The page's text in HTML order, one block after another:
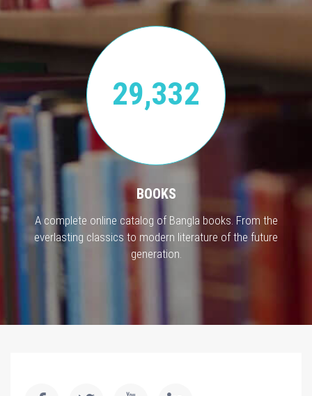
29,332
BOOKS
A complete online catalog of Bangla books. From the
everlasting classics to modern literature of the future
generation.